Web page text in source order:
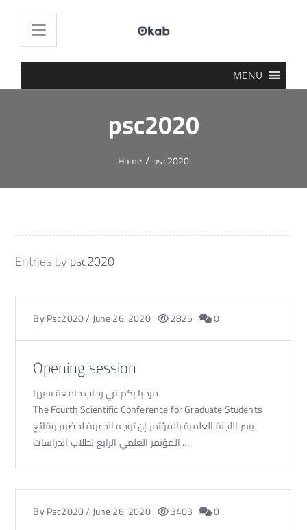
MENU
psc2020
Home / psc2020
Entries bypsc2020
ByPsc2020/June 26, 2020 2825 0
Opening session
مرحبا بكم في رحاب جامعة سبها
The Fourth Scientific Conference for Graduate Students
يسر اللجنة العلمية بالمؤتمر إن توجه الدعوة لحضور وقائع
المؤتمر العلمي الرابع لطلاب الدراسات …
ByPsc2020/June 26, 2020 3403 0